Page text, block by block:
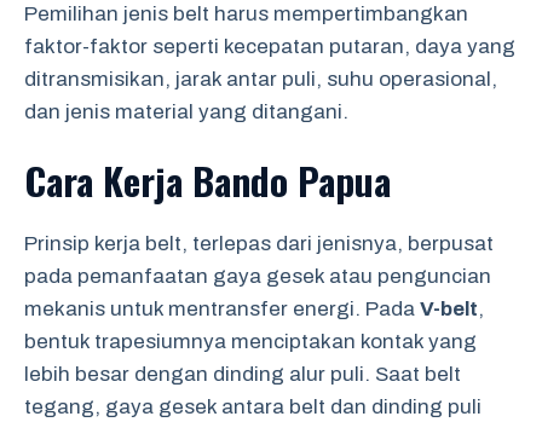
Pemilihan jenis belt harus mempertimbangkan
faktor-faktor seperti kecepatan putaran, daya yang
ditransmisikan, jarak antar puli, suhu operasional,
dan jenis material yang ditangani.
Cara Kerja Bando Papua
Prinsip kerja belt, terlepas dari jenisnya, berpusat
pada pemanfaatan gaya gesek atau penguncian
mekanis untuk mentransfer energi. Pada V-belt,
bentuk trapesiumnya menciptakan kontak yang
lebih besar dengan dinding alur puli. Saat belt
tegang, gaya gesek antara belt dan dinding puli